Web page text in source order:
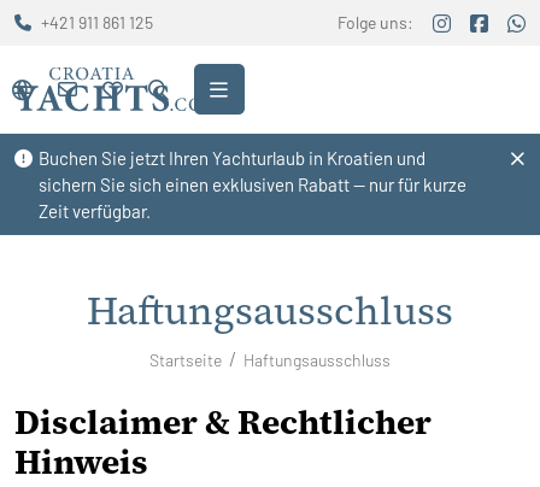
Buchen Sie jetzt Ihren Yachturlaub in Kroatien und
sichern Sie sich einen exklusiven Rabatt — nur für kurze
Zeit verfügbar.
+421 911 861 125 Folge uns:
Haftungsausschluss
Startseite Haftungsausschluss
Disclaimer & Rechtlicher
Hinweis